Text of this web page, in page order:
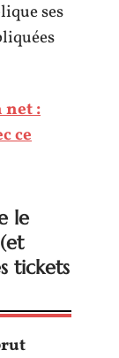
ses
net :
ce
le
tickets